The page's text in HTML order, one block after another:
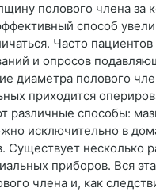
полового члена
способ
Часто
и опросов
диаметра полового
приходится
различные способы:
исключительно в
Существует несколько
приборов. Вся
члена и, как